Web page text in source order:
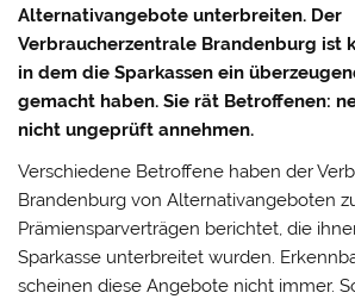
Alternativangebote unterbreiten. Der
Verbraucherzentrale Brandenburg ist
in dem die Sparkassen ein
gemacht haben. Sie rät Betroffenen:
nicht ungeprüft annehmen.
Verschiedene Betroffene haben der
Brandenburg von Alternativangeboten
Prämiensparverträgen berichtet, die
Sparkasse unterbreitet wurden.
scheinen diese Angebote nicht immer.